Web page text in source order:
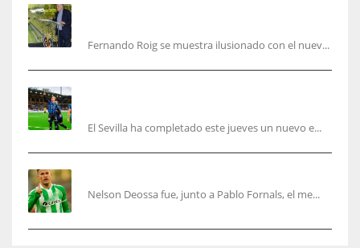
Fernando Roig se muestra ilusionado con el nuev...
El Sevilla ha completado este jueves un nuevo e...
Nelson Deossa fue, junto a Pablo Fornals, el me...